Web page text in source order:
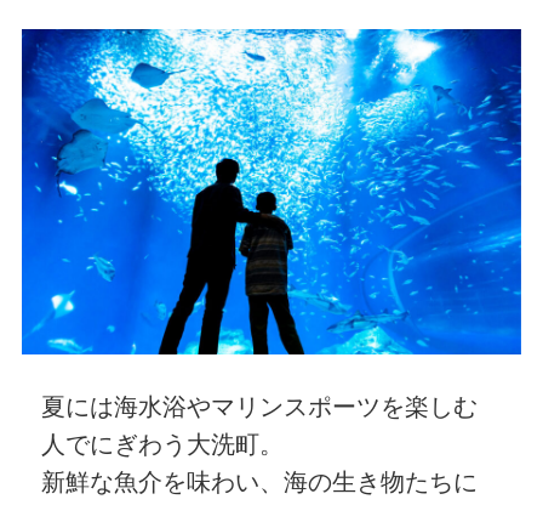
夏には海水浴やマリンスポーツを楽しむ
人でにぎわう大洗町。
新鮮な魚介を味わい、海の生き物たちに